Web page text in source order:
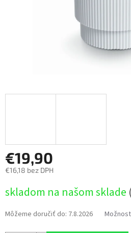
€19,90
€16,18 bez DPH
cena:
skladom na našom sklade
Môžeme doručiť do: 7.8.2026